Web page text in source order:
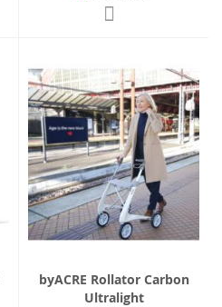
byACRE Rollator Carbon
Ultralight